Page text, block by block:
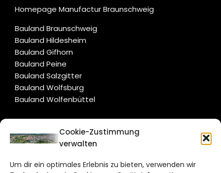
Cookie-Zustimmung
verwalten
Um dir ein optimales Erlebnis zu bieten, verwenden wir
Homepage Manufactur Braunschweig
Bauland Braunschweig
Bauland Hildesheim
Bauland Gifhorn
Bauland Peine
Bauland Salzgitter
Bauland Wolfsburg
Bauland Wolfenbüttel
CITYLIFE!